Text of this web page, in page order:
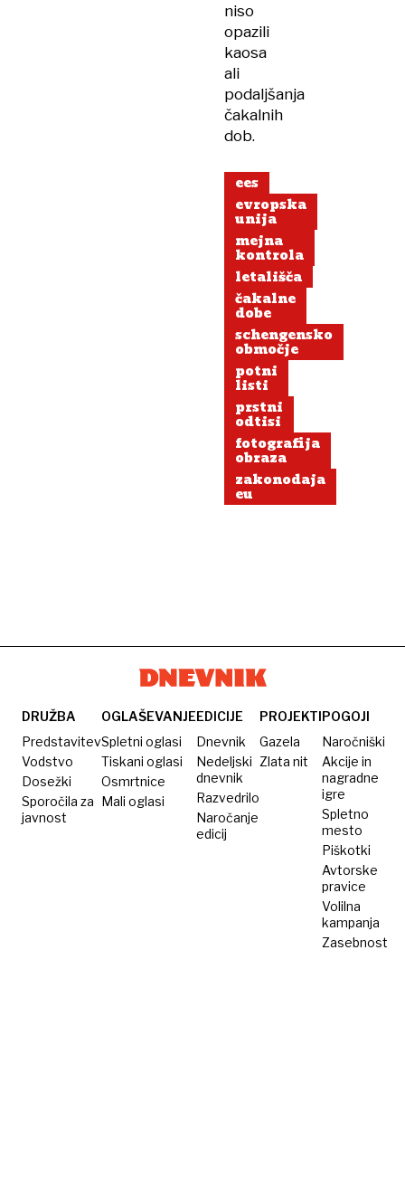
niso
opazili
kaosa
ali
podaljšanja
čakalnih
dob.
ees
evropska
unija
mejna
kontrola
letališča
čakalne
dobe
schengensko
območje
potni
listi
prstni
odtisi
fotografija
obraza
zakonodaja
eu
DRUŽBA
Predstavitev
Vodstvo
Dosežki
Sporočila za
javnost
OGLAŠEVANJE
Spletni oglasi
Tiskani oglasi
Osmrtnice
Mali oglasi
EDICIJE
Dnevnik
Nedeljski
dnevnik
Razvedrilo
Naročanje
edicij
PROJEKTI
Gazela
Zlata nit
POGOJI
Naročniški
Akcije in
nagradne
igre
Spletno
mesto
Piškotki
Avtorske
pravice
Volilna
kampanja
Zasebnost